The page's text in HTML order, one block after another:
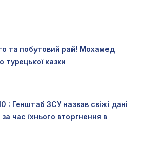
та побутовий рай! Мохамед
турецької казки
: Генштаб ЗСУ назвав свіжі дані
час їхнього вторгнення в